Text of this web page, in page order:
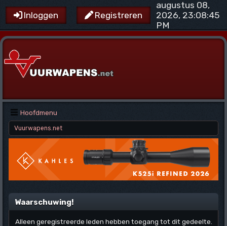
Inloggen Registreren
augustus 08,
2026, 23:08:45
PM
Hoofdmenu
Vuurwapens.net
Waarschuwing!
Alleen geregistreerde leden hebben toegang tot dit gedeelte.